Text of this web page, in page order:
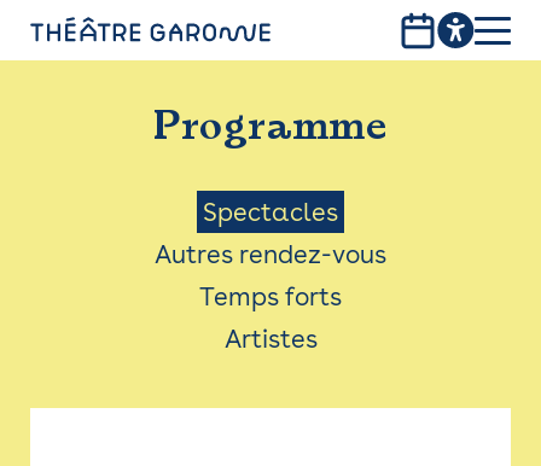
PROGRAMME
INFOS PRATIQUES
AVEC LES PUBLICS
ACCESSIBILITÉ
LES PRODUCTIONS
Programme
Menu
Saison
Spectacles
Autres rendez-vous
Temps forts
Artistes